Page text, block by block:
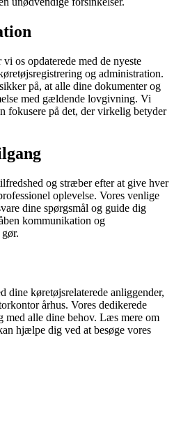
os opdaterede med de nyeste
og administration.
på, at alle dine dokumenter og
med gældende lovgivning. Vi
fokusere på det, der virkelig betyder
og stræber efter at give hver
oplevelse. Vores venlige
dine spørgsmål og guide dig
kommunikation og
køretøjsrelaterede anliggender,
århus. Vores dedikerede
med alle dine behov. Læs mere om
hjælpe dig ved at besøge vores